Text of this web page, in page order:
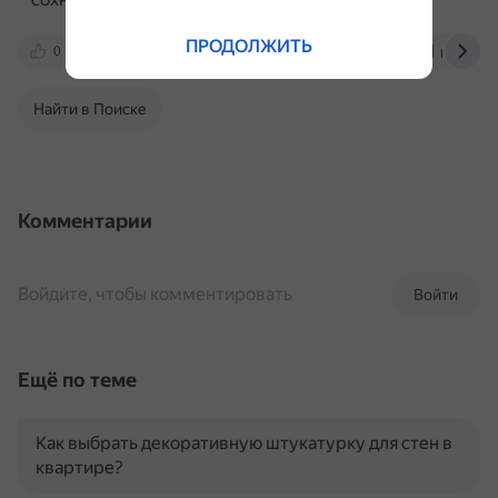
0 lavrstroy.ru kabolka-shop.ru profil-
Найти в Поиске
Комментарии
Войти
Войдите, чтобы комментировать
Ещё по теме
Как выбрать декоративную штукатурку для стен в
квартире?
ПРОДОЛЖИТЬ